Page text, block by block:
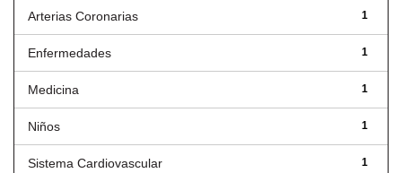
1
Arterias Coronarias
1
Enfermedades
1
Medicina
1
Niños
1
Sistema Cardiovascular